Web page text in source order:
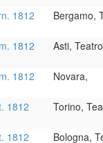
1812 Bergamo,
1812 Asti, Teatro
1812 Novara,
1812 Torino,
1812 Bologna,